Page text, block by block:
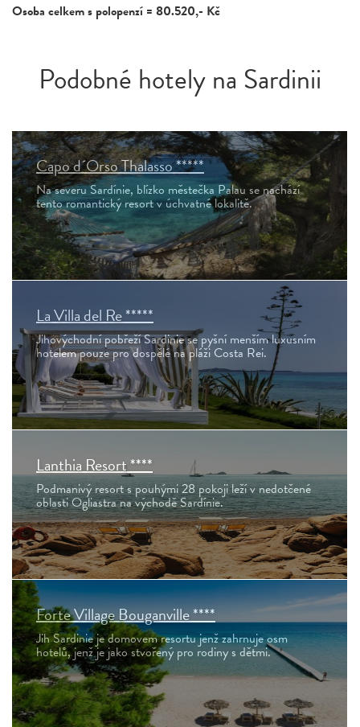
Osoba celkem s polopenzí = 80.520,- Kč
Podobné hotely na Sardinii
Capo d´Orso Thalasso *****
Na severu Sardínie, blízko městečka Palau se nachází
tento romantický resort v úchvatné lokalitě.
La Villa del Re *****
Jihovýchodní pobřeží Sardinie se pyšní menším luxusním
hotelem pouze pro dospělé na pláži Costa Rei.
Lanthia Resort ****
Podmanivý resort s pouhými 28 pokoji leží v nedotčené
oblasti Ogliastra na východě Sardínie.
Forte Village Bouganville ****
Jih Sardinie je domovem resortu jenž zahrnuje osm
hotelů, jenž je jako stvořený pro rodiny s dětmi.